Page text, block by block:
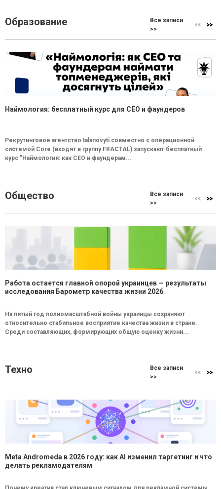
Образование
Все записи
>>
Наймология: бесплатный курс для CEO и фаундеров
Рекрутинговое агентство talanovyti совместно с операционной
системой Core (входят в группу FRACTAL) запускают бесплатный
курс "Наймология: как СEO и фаундерам...
Общество
Все записи
>>
Работа остается главной опорой украинцев — результаты
исследования Барометр качества жизни 2026
На пятый год полномасштабной войны украинцы сохраняют
относительно стабильное восприятие качества жизни в стране.
Среди составляющих, формирующих общую оценку жизни...
Техно
Все записи
>>
Meta Andromeda в 2026 году: как AI изменил таргетинг и что
делать рекламодателям